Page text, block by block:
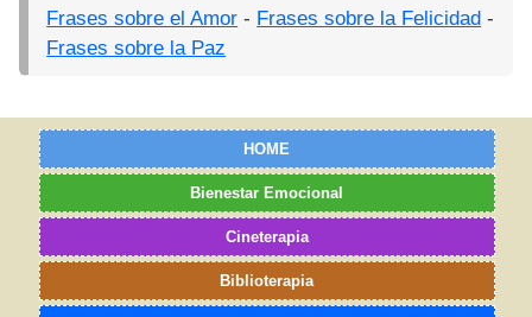
Frases sobre el Amor - Frases sobre la Felicidad -
Frases sobre la Paz
HOME
Bienestar Emocional
Cineterapia
Biblioterapia